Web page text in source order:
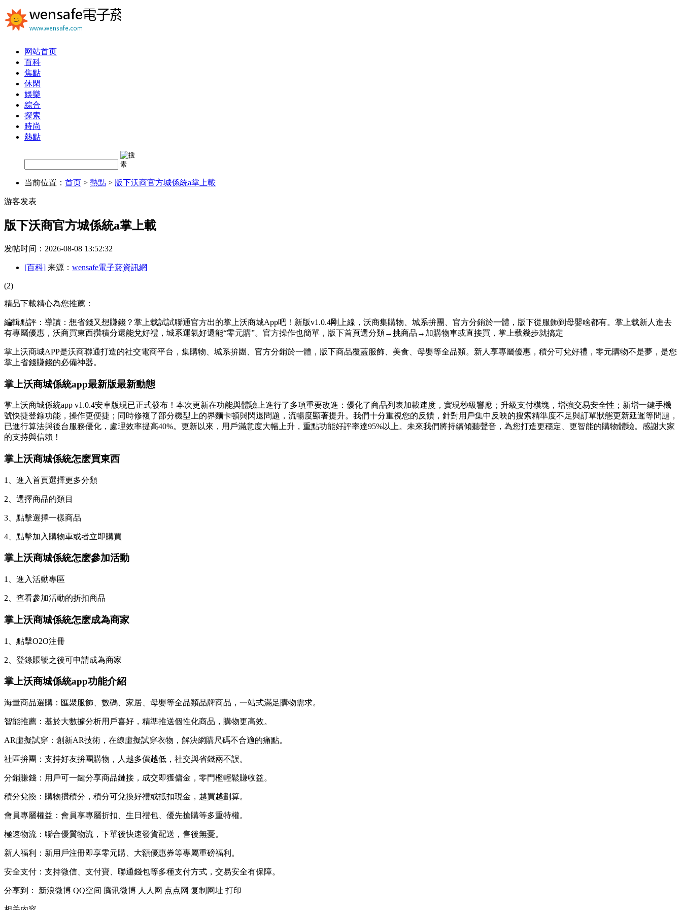
网站首页
百科
焦點
休閑
娛樂
綜合
探索
時尚
熱點
当前位置： 首页 > 熱點 > 版下沃商官方城係統a掌上載
游客发表
版下沃商官方城係統a掌上載
发帖时间：2026-08-08 13:52:32
[百科] 来源： wensafe電子菸資訊網
(2)
精品下載精心為您推薦：
編輯點評：導讀：想省錢又想賺錢？掌上载試試聯通官方出的掌上沃商城App吧！新版v1.0.4剛上線，沃商集購物、城系拚團、官方分銷於一體，版下從服飾到母嬰啥都有。掌上载新人進去
有專屬優惠，沃商買東西攢積分還能兌好禮，城系運氣好還能“零元購”。官方操作也簡單，版下首頁選分類→挑商品→加購物車或直接買，掌上载幾步就搞定
掌上沃商城APP是沃商聯通打造的社交電商平台，集購物、城系拚團、官方分銷於一體，版下商品覆蓋服飾、美食、母嬰等全品類。新人享專屬優惠，積分可兌好禮，零元購物不是夢，是您
掌上省錢賺錢的必備神器。
掌上沃商城係統app最新版最新動態
掌上沃商城係統app v1.0.4安卓版現已正式發布！本次更新在功能與體驗上進行了多項重要改進：優化了商品列表加載速度，實現秒級響應；升級支付模塊，增強交易安全性；新增一鍵手機
號快捷登錄功能，操作更便捷；同時修複了部分機型上的界麵卡頓與閃退問題，流暢度顯著提升。我們十分重視您的反饋，針對用戶集中反映的搜索精準度不足與訂單狀態更新延遲等問題，
已進行算法與後台服務優化，處理效率提高40%。更新以來，用戶滿意度大幅上升，重點功能好評率達95%以上。未來我們將持續傾聽聲音，為您打造更穩定、更智能的購物體驗。感謝大家
的支持與信賴！
掌上沃商城係統怎麽買東西
1、進入首頁選擇更多分類
2、選擇商品的類目
3、點擊選擇一樣商品
4、點擊加入購物車或者立即購買
掌上沃商城係統怎麽參加活動
1、進入活動專區
2、查看參加活動的折扣商品
掌上沃商城係統怎麽成為商家
1、點擊O2O注冊
2、登錄賬號之後可申請成為商家
掌上沃商城係統app功能介紹
海量商品選購：匯聚服飾、數碼、家居、母嬰等全品類品牌商品，一站式滿足購物需求。
智能推薦：基於大數據分析用戶喜好，精準推送個性化商品，購物更高效。
AR虛擬試穿：創新AR技術，在線虛擬試穿衣物，解決網購尺碼不合適的痛點。
社區拚團：支持好友拚團購物，人越多價越低，社交與省錢兩不誤。
分銷賺錢：用戶可一鍵分享商品鏈接，成交即獲傭金，零門檻輕鬆賺收益。
積分兌換：購物攢積分，積分可兌換好禮或抵扣現金，越買越劃算。
會員專屬權益：會員享專屬折扣、生日禮包、優先搶購等多重特權。
極速物流：聯合優質物流，下單後快速發貨配送，售後無憂。
新人福利：新用戶注冊即享零元購、大額優惠券等專屬重磅福利。
安全支付：支持微信、支付寶、聯通錢包等多種支付方式，交易安全有保障。
分享到： 新浪微博 QQ空间 腾讯微博 人人网 点点网 复制网址 打印